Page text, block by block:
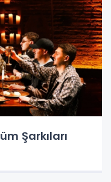
Şarkıları